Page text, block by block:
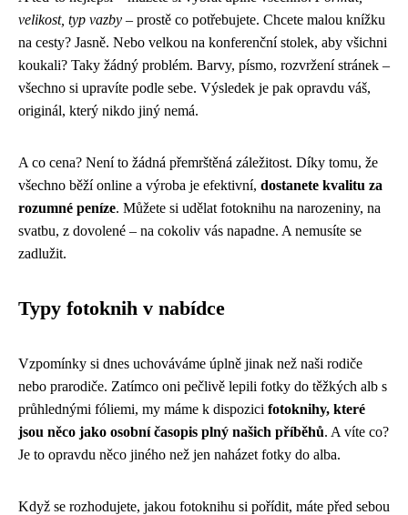
velikost, typ vazby – prostě co potřebujete. Chcete malou knížku
na cesty? Jasně. Nebo velkou na konferenční stolek, aby všichni
koukali? Taky žádný problém. Barvy, písmo, rozvržení stránek –
všechno si upravíte podle sebe. Výsledek je pak opravdu váš,
originál, který nikdo jiný nemá.
A co cena? Není to žádná přemrštěná záležitost. Díky tomu, že
všechno běží online a výroba je efektivní, dostanete kvalitu za
rozumné peníze. Můžete si udělat fotoknihu na narozeniny, na
svatbu, z dovolené – na cokoliv vás napadne. A nemusíte se
zadlužit.
Typy fotoknih v nabídce
Vzpomínky si dnes uchováváme úplně jinak než naši rodiče
nebo prarodiče. Zatímco oni pečlivě lepili fotky do těžkých alb s
průhlednými fóliemi, my máme k dispozici fotoknihy, které
jsou něco jako osobní časopis plný našich příběhů. A víte co?
Je to opravdu něco jiného než jen naházet fotky do alba.
Když se rozhodujete, jakou fotoknihu si pořídit, máte před sebou